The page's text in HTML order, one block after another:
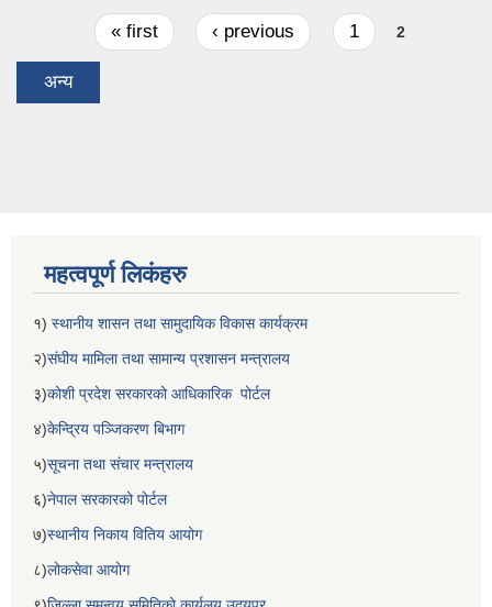
Pages « first ‹ previous 1 2
अन्य
महत्वपूर्ण लिकंहरु
१) स्थानीय शासन तथा सामुदायिक विकास कार्यक्रम
२)संघीय मामिला तथा सामान्य प्रशासन मन्त्रालय
३)कोशी प्रदेश सरकारको आधिकारिक पोर्टल
४)केन्द्रिय पञ्जिकरण बिभाग
५)सूचना तथा संचार मन्त्रालय
६)नेपाल सरकारको पोर्टल
७)स्थानीय निकाय वितिय आयोग
८)लोकसेवा आयोग